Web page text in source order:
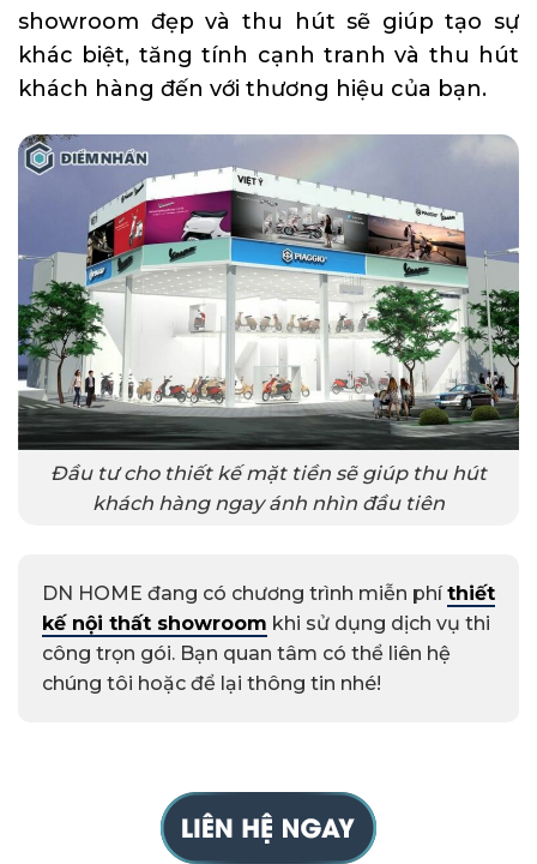
showroom đẹp và thu hút sẽ giúp tạo sự
khác biệt, tăng tính cạnh tranh và thu hút
khách hàng đến với thương hiệu của bạn.
Đầu tư cho thiết kế mặt tiền sẽ giúp thu hút
khách hàng ngay ánh nhìn đầu tiên
DN HOME đang có chương trình miễn phíthiết
kế nội thất showroom khi sử dụng dịch vụ thi
công trọn gói. Bạn quan tâm có thể liên hệ
chúng tôi hoặc để lại thông tin nhé!